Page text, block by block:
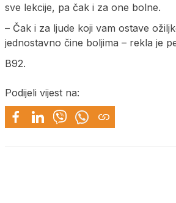
sve lekcije, pa čak i za one bolne.
– Čak i za ljude koji vam ostave
jednostavno čine boljima – rekla je
B92.
Podijeli vijest na: